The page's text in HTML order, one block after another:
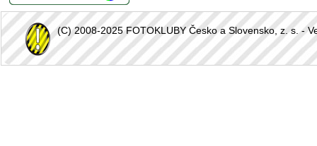
(C) 2008-2025 FOTOKLUBY Česko a Slovensko, z. s. -